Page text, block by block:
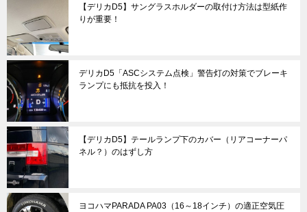
【デリカD5】サングラスホルダーの取付け方法は型紙作
りが重要！
デリカD5「ASCシステム点検」警告灯の対策でブレーキ
ランプにも抵抗を投入！
【デリカD5】テールランプ下のカバー（リアコーナーパ
ネル？）のはずし方
ヨコハマPARADA PA03（16～18インチ）の適正空気圧